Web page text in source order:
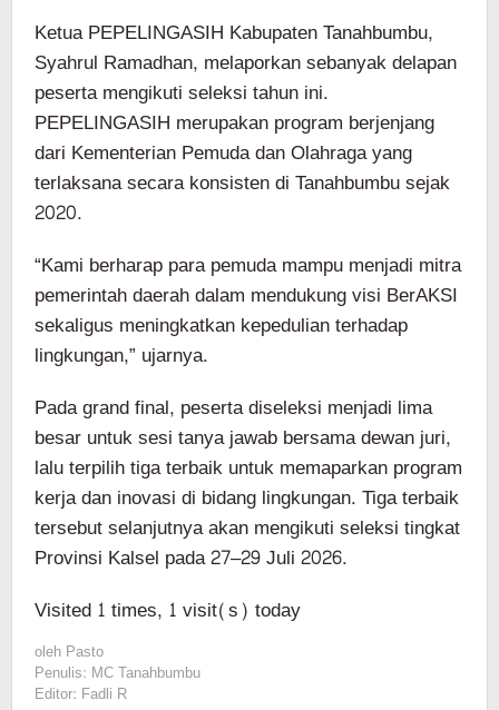
Ketua PEPELINGASIH Kabupaten Tanahbumbu,
Syahrul Ramadhan, melaporkan sebanyak delapan
peserta mengikuti seleksi tahun ini.
PEPELINGASIH merupakan program berjenjang
dari Kementerian Pemuda dan Olahraga yang
terlaksana secara konsisten di Tanahbumbu sejak
2020.
“Kami berharap para pemuda mampu menjadi mitra
pemerintah daerah dalam mendukung visi BerAKSI
sekaligus meningkatkan kepedulian terhadap
lingkungan,” ujarnya.
Pada grand final, peserta diseleksi menjadi lima
besar untuk sesi tanya jawab bersama dewan juri,
lalu terpilih tiga terbaik untuk memaparkan program
kerja dan inovasi di bidang lingkungan. Tiga terbaik
tersebut selanjutnya akan mengikuti seleksi tingkat
Provinsi Kalsel pada 27–29 Juli 2026.
Visited 1 times, 1 visit(s) today
oleh Pasto
Penulis: MC Tanahbumbu
Editor: Fadli R